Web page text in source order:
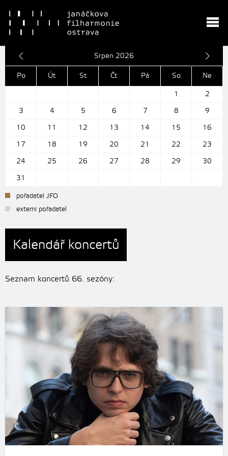
Srpen 2026
Po Út St Čt Pá So
Ne
1
2
3
4 5 6 7 8
9
10
11 12 13 14 15
16
17
18 19 20 21 22
23
24
25 26 27 28 29
30
31
pořadatel JFO
externí pořadatel
Kalendář koncertů
Seznam koncertů 66. sezóny: